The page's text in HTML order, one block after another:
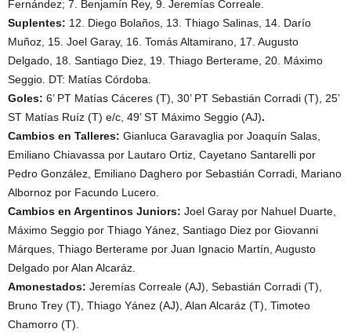
Fernández; 7. Benjamín Rey, 9. Jeremías Correale.
Suplentes: 12. Diego Bolaños, 13. Thiago Salinas, 14. Darío
Muñoz, 15. Joel Garay, 16. Tomás Altamirano, 17. Augusto
Delgado, 18. Santiago Diez, 19. Thiago Berterame, 20. Máximo
Seggio. DT: Matías Córdoba.
Goles: 6’ PT Matías Cáceres (T), 30’ PT Sebastián Corradi (T), 25’
ST Matías Ruíz (T) e/c, 49’ ST Máximo Seggio (AJ).
Cambios en Talleres: Gianluca Garavaglia por Joaquín Salas,
Emiliano Chiavassa por Lautaro Ortiz, Cayetano Santarelli por
Pedro González, Emiliano Daghero por Sebastián Corradi, Mariano
Albornoz por Facundo Lucero.
Cambios en Argentinos Juniors: Joel Garay por Nahuel Duarte,
Máximo Seggio por Thiago Yánez, Santiago Diez por Giovanni
Márques, Thiago Berterame por Juan Ignacio Martín, Augusto
Delgado por Alan Alcaráz.
Amonestados: Jeremías Correale (AJ), Sebastián Corradi (T),
Bruno Trey (T), Thiago Yánez (AJ), Alan Alcaráz (T), Timoteo
Chamorro (T).